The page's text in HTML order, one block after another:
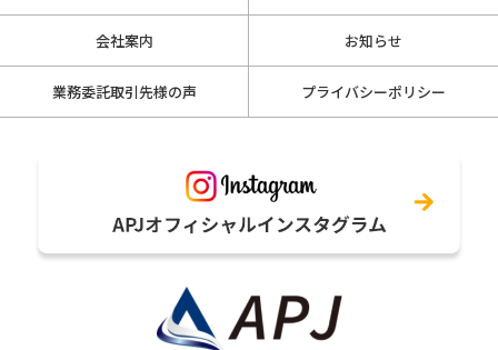
会社案内 お知らせ
業務委託取引先様の声 プライバシーポリシー